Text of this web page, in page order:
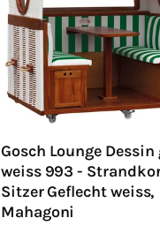
Gosch Lounge Dessin
weiss 993 -
Sitzer Geflecht weiss,
Mahagoni